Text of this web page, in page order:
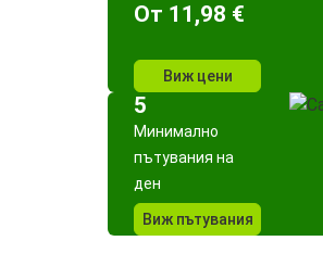
Oт 11,98 €
Виж цени
5
Минимално
пътувания на
ден
Виж пътувания